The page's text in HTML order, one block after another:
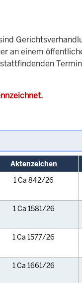
an einem
Aktenzeichen
1 Ca 842/26
1 Ca 1581/26
1 Ca 1577/26
1 Ca 1661/26